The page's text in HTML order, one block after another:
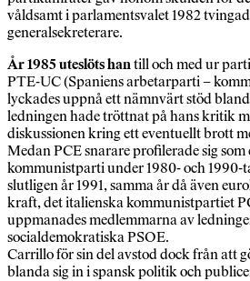
våldsamt i parlamentsvalet 1982
generalsekreterare.
År 1985 uteslöts hantill och med ur
PTE-UC (Spaniens arbetarparti –
lyckades uppnå ett nämnvärt stöd
ledningen hade tröttnat på hans kritik
diskussionen kring ett eventuellt brott
Medan PCE snarare profilerade sig
kommunistparti under 1980- och 1990-
slutligen år 1991, samma år då även
kraft, det italienska kommunistpartiet
uppmanades medlemmarna av
socialdemokratiska PSOE.
Carrillo för sin del avstod dock från att
blanda sig in i spansk politik och